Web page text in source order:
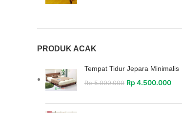
PRODUK ACAK
Tempat Tidur Jepara Minimalis
Rp5.000.000 Rp 4.500.000